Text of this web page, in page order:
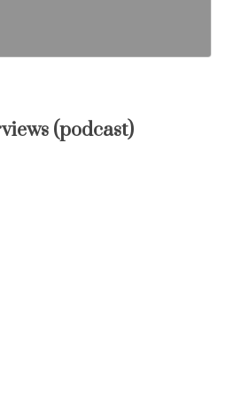
(podcast)